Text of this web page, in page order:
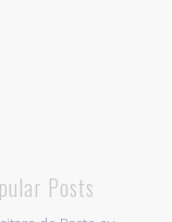
Posts